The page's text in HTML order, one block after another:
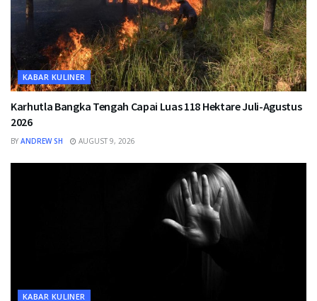
KABAR KULINER
Karhutla Bangka Tengah Capai Luas 118 Hektare Juli-Agustus
2026
BY ANDREW SH AUGUST 9, 2026
KABAR KULINER